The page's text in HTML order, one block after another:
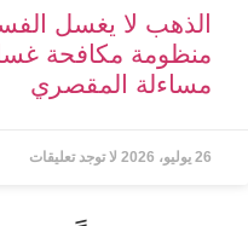
الذهب لا يغسل
منظومة مكافحة
مساءلة المقصري
26 يوليو، 2026 لا توجد تعليقات